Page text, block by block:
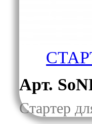
Арт.
Cтартер